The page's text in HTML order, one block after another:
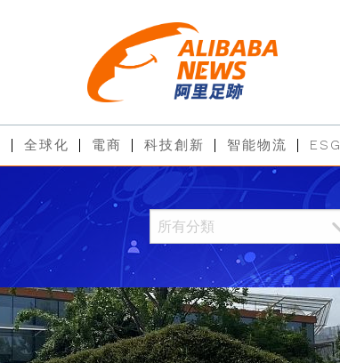
全球化 電商 科技創新 智能物流 ESG